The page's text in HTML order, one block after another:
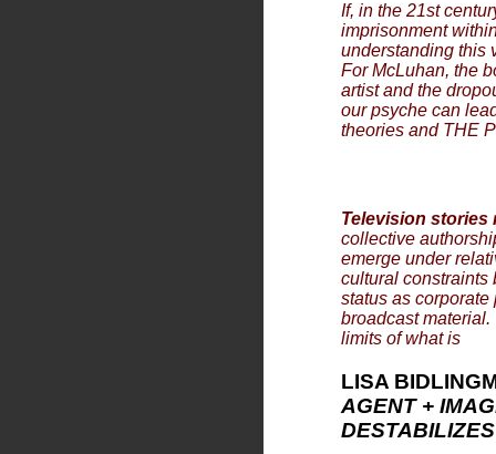
If, in the 21st
imprisonment
understanding this
For McLuhan, the
artist and the
our psyche can
theories and THE
Television stories
collective
emerge under
cultural constraints
status as corporate
broadcast
limits of what is
LISA
AGENT +